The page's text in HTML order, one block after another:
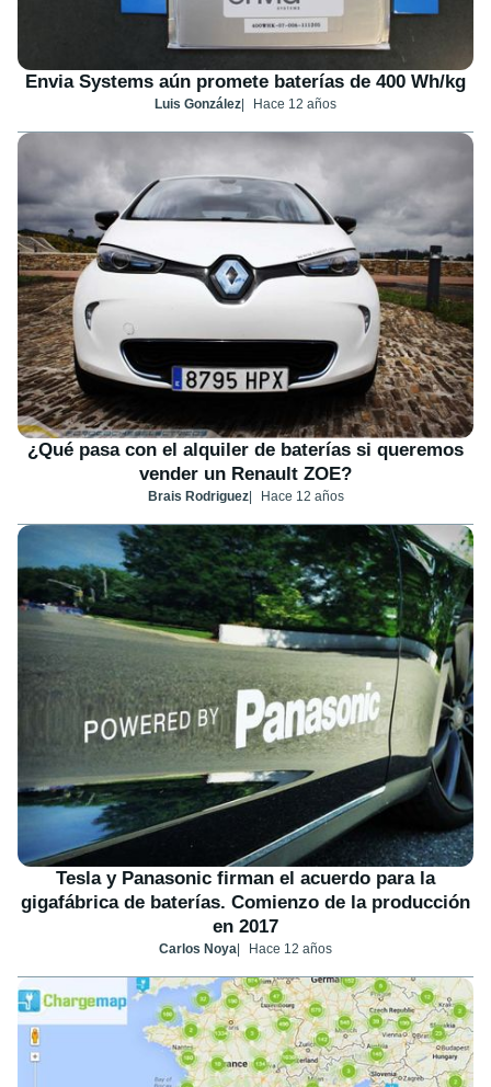
Envia Systems aún promete baterías de 400 Wh/kg
Luis González Hace 12 años
¿Qué pasa con el alquiler de baterías si queremos
vender un Renault ZOE?
Brais Rodriguez Hace 12 años
Tesla y Panasonic firman el acuerdo para la
gigafábrica de baterías. Comienzo de la producción
en 2017
Carlos Noya Hace 12 años